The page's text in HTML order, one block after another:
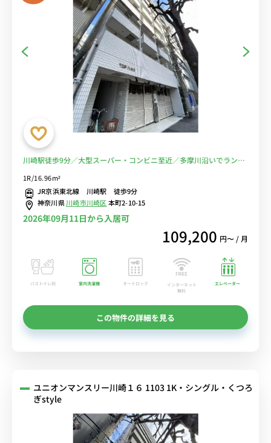
川崎駅徒歩9分／大型スーパー・コンビニ至近／多摩川沿いでランニ
1R/16.96m²
JR京浜東北線 川崎駅 徒歩9分
神奈川県川崎市川崎区本町2-10-15
2026年09月11日から入居可
109,200 円〜 / 月
バストイレ別 室内洗濯機 オートロック
インターネット
無料
エレベーター
この物件の詳細を見る
ユニオンマンスリー川崎１６ 1103 1K・シングル・くつろ
ぎstyle